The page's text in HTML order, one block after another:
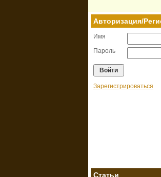
Авторизация/
Имя
Пароль
Зарегистрироваться
Статьи